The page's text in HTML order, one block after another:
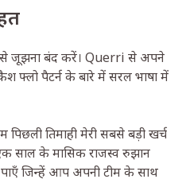
से जूझना बंद करें। Querri से अपने
फ्लो पैटर्न के बारे में सरल भाषा में
पिछली तिमाही मेरी सबसे बड़ी खर्च
साल के मासिक राजस्व रुझान
जिन्हें आप अपनी टीम के साथ